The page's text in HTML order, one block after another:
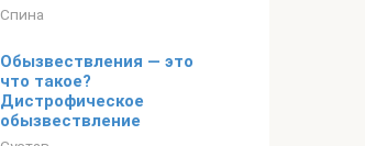
Спина
Обызвествления — это
что такое?
Дистрофическое
обызвествление